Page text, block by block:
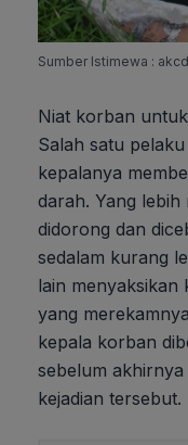
Sumber Istimewa :
Niat korban
Salah satu
kepalanya
darah. Yang
didorong dan
sedalam kurang
lain menyaksikan
yang
kepala korban
sebelum
kejadian tersebut.